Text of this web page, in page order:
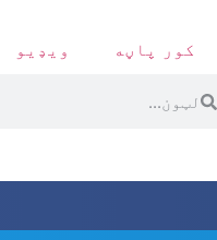
کور پاڼه ویډیو